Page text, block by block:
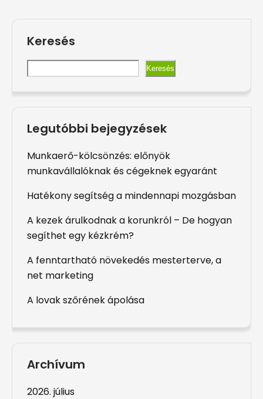
Keresés
Keresés
Legutóbbi bejegyzések
Munkaerő-kölcsönzés: előnyök
munkavállalóknak és cégeknek egyaránt
Hatékony segítség a mindennapi mozgásban
A kezek árulkodnak a korunkról – De hogyan
segíthet egy kézkrém?
A fenntartható növekedés mesterterve, a
net marketing
A lovak szőrének ápolása
Archívum
2026. július